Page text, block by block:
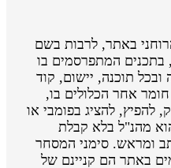
באתר, לרבות בשם
המתפרסמים בו
תוכנה, יישום, קוד
אחר הכלולים בו,
להציג בפומבי או
מהנ"ל בלא קבלת
סימני המסחר
באתר הם קניינם של